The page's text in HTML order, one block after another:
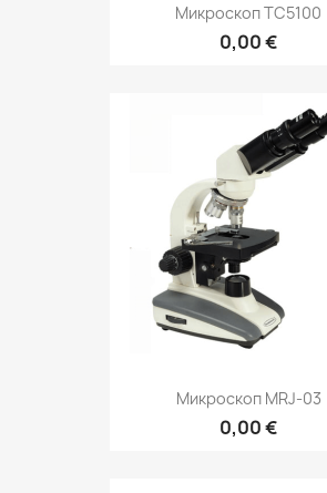
Микроскоп ТС5100
0,00 €
Микроскоп MRJ-03
0,00 €